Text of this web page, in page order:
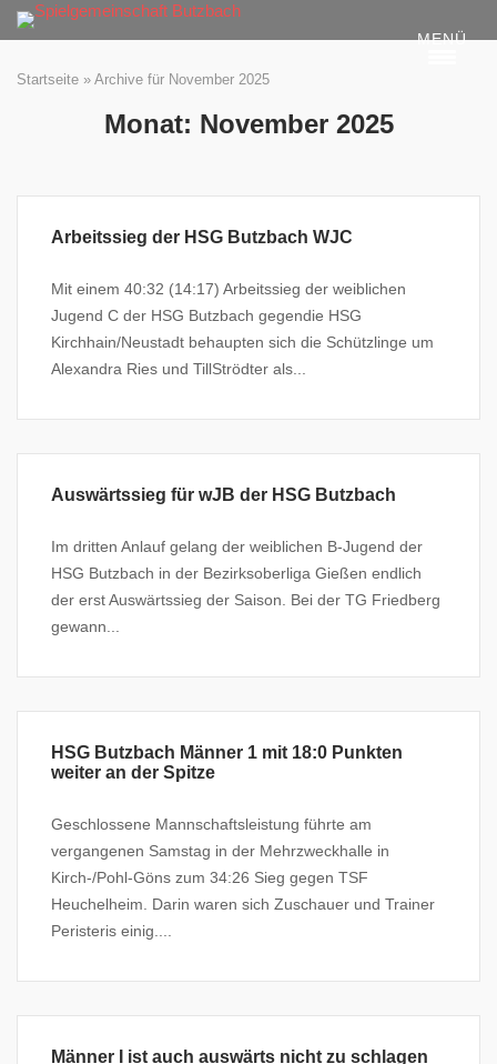
Skip
to
Startseite » Archive für November 2025
Monat: November 2025
Arbeitssieg der HSG Butzbach WJC
Mit einem 40:32 (14:17) Arbeitssieg der weiblichen
Jugend C der HSG Butzbach gegendie HSG
Kirchhain/Neustadt behaupten sich die Schützlinge um
Alexandra Ries und TillStrödter als...
Auswärtssieg für wJB der HSG Butzbach
Im dritten Anlauf gelang der weiblichen B-Jugend der
HSG Butzbach in der Bezirksoberliga Gießen endlich
der erst Auswärtssieg der Saison. Bei der TG Friedberg
gewann...
HSG Butzbach Männer 1 mit 18:0 Punkten
weiter an der Spitze
Geschlossene Mannschaftsleistung führte am
vergangenen Samstag in der Mehrzweckhalle in
Kirch-/Pohl-Göns zum 34:26 Sieg gegen TSF
Heuchelheim. Darin waren sich Zuschauer und Trainer
Peristeris einig....
Männer I ist auch auswärts nicht zu schlagen
MENÜ